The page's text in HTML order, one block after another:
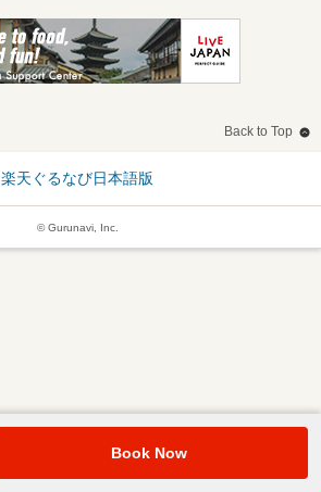
Back to Top
楽天ぐるなび日本語版
© Gurunavi, Inc.
Book Now